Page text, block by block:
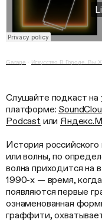
Garage · Искусство В Городе. Вы
Слушайте подкаст на
платформе:
Podcastили
История
или волны, по
волна приходится на
1990-х — время,
появляются первые
ознаменованная
граффити,